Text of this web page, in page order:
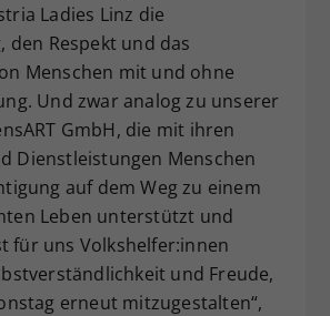
Ladies Linz die
den Respekt und das
Menschen mit und ohne
Und zwar analog zu unserer
GmbH, die mit ihren
Dienstleistungen Menschen
auf dem Weg zu einem
Leben unterstützt und
für uns Volkshelfer:innen
und Freude,
erneut mitzugestalten“,